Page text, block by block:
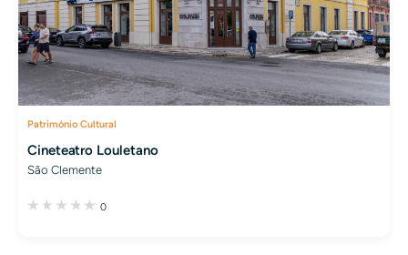
Património Cultural
Cineteatro Louletano
São Clemente
0